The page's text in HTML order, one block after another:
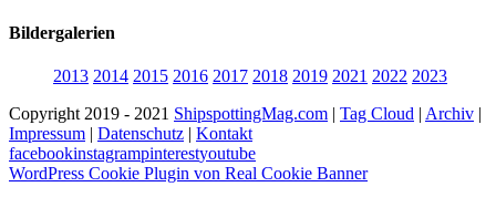
Bildergalerien
2013 2014 2015 2016 2017 2018 2019 2021 2022 2023
Copyright 2019 - 2021 ShipspottingMag.com | Tag Cloud | Archiv |
Impressum | Datenschutz | Kontakt
facebookinstagrampinterestyoutube
WordPress Cookie Plugin von Real Cookie Banner